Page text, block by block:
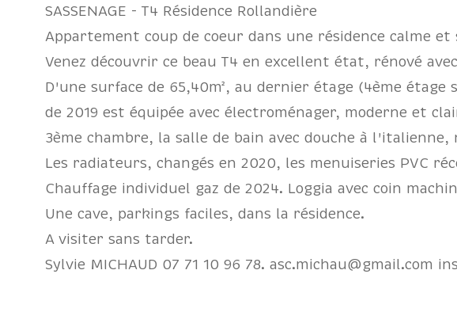
SASSENAGE - T4 Résidence Rollandière
Appartement coup de coeur dans une résidence calme et
Venez découvrir ce beau T4 en excellent état, rénové
D'une surface de 65,40m², au dernier étage (4ème
de 2019 est équipée avec électroménager, moderne et
3ème chambre, la salle de bain avec douche à
Les radiateurs, changés en 2020, les menuiseries PVC
Chauffage individuel gaz de 2024. Loggia avec coin
Une cave, parkings faciles, dans la résidence.
A visiter sans tarder.
Sylvie MICHAUD 07 71 10 96 78. asc.michau@gmail.com